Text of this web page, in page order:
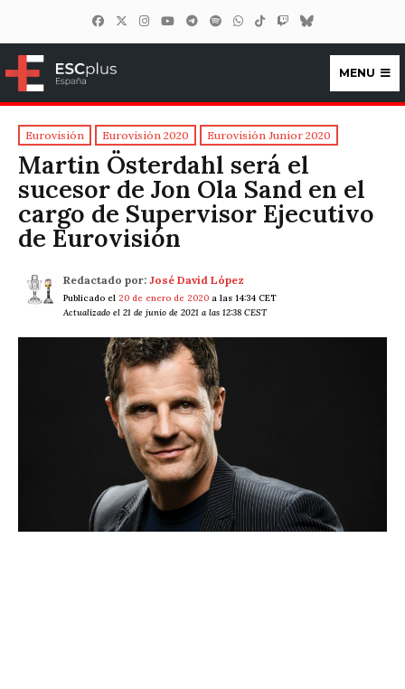
ESCplus España
MENU
Eurovisión Eurovisión 2020 Eurovisión Junior 2020
Martin Österdahl será el
sucesor de Jon Ola Sand en el
cargo de Supervisor Ejecutivo
de Eurovisión
Redactado por: José David López
Publicado el 20 de enero de 2020 a las 14:34 CET
Actualizado el 21 de junio de 2021 a las 12:38 CEST